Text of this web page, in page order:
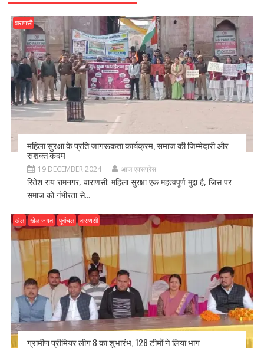
वाराणसी
महिला सुरक्षा के प्रति जागरूकता कार्यक्रम, समाज की जिम्मेदारी और
सशक्त कदम
19 DECEMBER 2024 आज एक्सप्रेस
रितेश राय रामनगर, वाराणसी: महिला सुरक्षा एक महत्वपूर्ण मुद्दा है, जिस पर
समाज को गंभीरता से...
खेल खेल जगत पूर्वांचल वाराणसी
ग्रामीण प्रीमियर लीग 8 का शुभारंभ, 128 टीमों ने लिया भाग